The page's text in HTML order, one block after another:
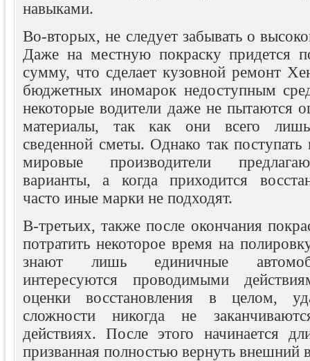
навыками.
Во-вторых, не следует забывать о
Даже на местную покраску придется
сумму, что сделает кузовной ремонт
бюджетных иномарок недоступным
некоторые водители даже не пытаются
материалы, так как они всего
сведенной сметы. Однако так поступать
мировые производители
варианты, а когда приходится
часто иные марки не подходят.
В-третьих, также после окончания
потратить некоторое время на
знают лишь единичные
интересуются проводимыми
оценки восстановления в целом,
сложности никогда не
действиях. После этого начинается
призванная полностью вернуть внешний